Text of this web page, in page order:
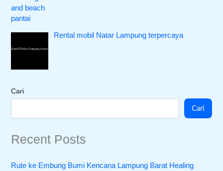
Rental mobil Natar Lampung terpercaya
Cari
Cari
Recent Posts
Rute ke Embung Bumi Kencana Lampung Barat Healing